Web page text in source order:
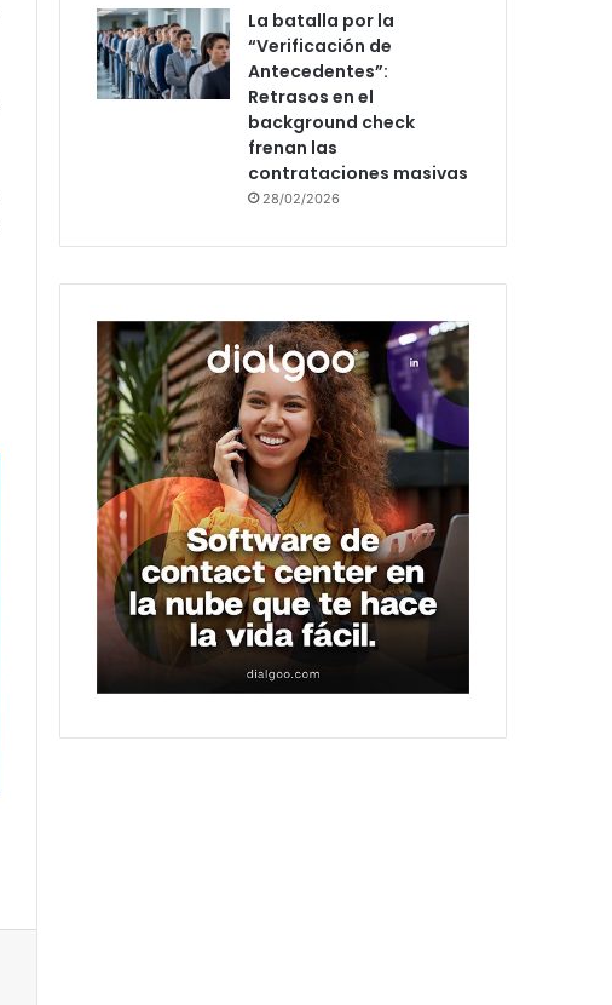
La batalla por la
“Verificación de
Antecedentes”:
Retrasos en el
background check
frenan las
contrataciones masivas
28/02/2026